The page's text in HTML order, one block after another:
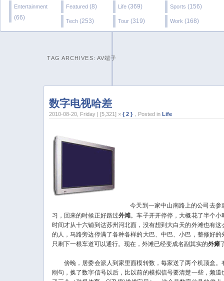
Entertainment
(66)
Featured (8) Life (369) Sports (156)
Tech (253) Tour (319) Work (168)
TAG ARCHIVES: AV端子
数字电视哈差
2010-08-20, Friday | [5,321] ×{ 2 } ，Posted inLife
今天到一家中山南路上的公司去参
习，回来的时候正好路过外滩。车子开开停停，大概花了半个小
时间才从十六铺到达苏州河北面，没有想到大白天的外滩也有这
的人，马路旁边停满了各种各样的大巴、中巴、小巴，整修好的
只剩下一根车道可以通行。现在，外滩已经变成名副其实的外瘫
傍晚，居委会派人到家里面模转数，每家送了两个机顶盒。
刚句，换了数字信号以后，比以前的模拟信号要清楚一些，频道